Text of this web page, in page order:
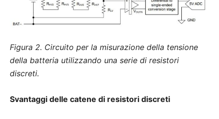
Figura 2. Circuito per la misurazione della tensione
della batteria utilizzando una serie di resistori
discreti.
Svantaggi delle catene di resistori discreti